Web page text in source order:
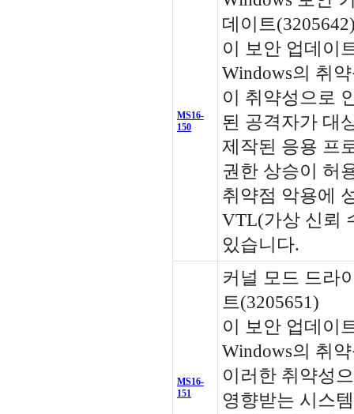
MS16-
150
데이트
이 보안 업데이
Windows의 취
이 취약성으로
된 공격자가 대
제작된 응용 프
권한 상승이 허
취약점 악용에
VTL(가상 신뢰
있습니다.
MS16-
151
커널 모드 드라
트(3205651)
이 보안 업데이
Windows의 취
이러한 취약성
영향받는 시스